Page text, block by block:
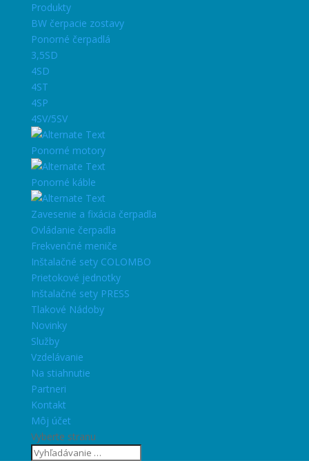
Produkty
BW čerpacie zostavy
Ponorné čerpadlá
3,5SD
4SD
4ST
4SP
4SV/5SV
Ponorné motory
Ponorné káble
Zavesenie a fixácia čerpadla
Ovládanie čerpadla
Frekvenčné meniče
Inštalačné sety COLOMBO
Prietokové jednotky
Inštalačné sety PRESS
Tlakové Nádoby
Novinky
Služby
Vzdelávanie
Na stiahnutie
Partneri
Kontakt
Môj účet
Vyberte stranu